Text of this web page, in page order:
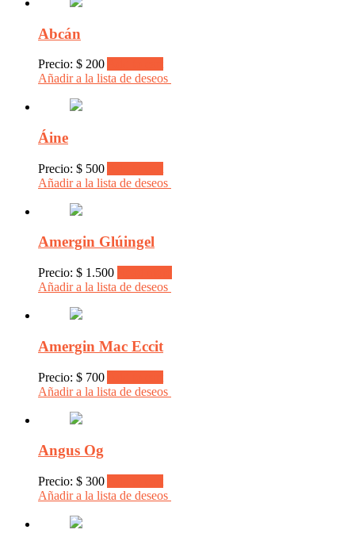
Abcán
Precio: $ 200
Añadir a la lista de deseos
Áine
Precio: $ 500
Añadir a la lista de deseos
Amergin Glúingel
Precio: $ 1.500
Añadir a la lista de deseos
Amergin Mac Eccit
Precio: $ 700
Añadir a la lista de deseos
Angus Og
Precio: $ 300
Añadir a la lista de deseos